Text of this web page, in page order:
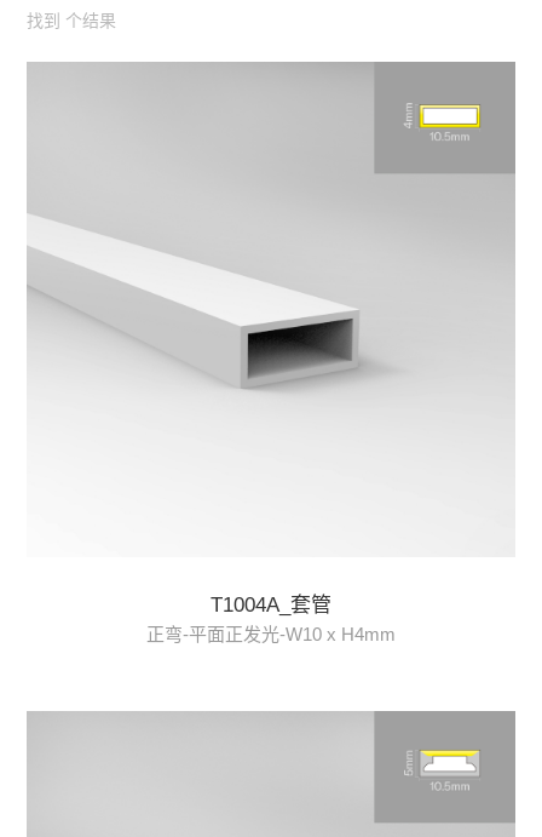
找到 个结果
T1004A_套管
正弯-平面正发光-W10 x H4mm